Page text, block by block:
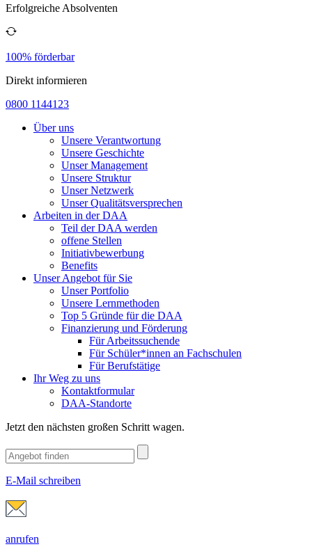
Erfolgreiche Absolventen
100% förderbar
Direkt informieren
0800 1144123
Über uns
Unsere Verantwortung
Unsere Geschichte
Unser Management
Unsere Struktur
Unser Netzwerk
Unser Qualitätsversprechen
Arbeiten in der DAA
Teil der DAA werden
offene Stellen
Initiativbewerbung
Benefits
Unser Angebot für Sie
Unser Portfolio
Unsere Lernmethoden
Top 5 Gründe für die DAA
Finanzierung und Förderung
Für Arbeitssuchende
Für Schüler*innen an Fachschulen
Für Berufstätige
Ihr Weg zu uns
Kontaktformular
DAA-Standorte
Jetzt den nächsten großen Schritt wagen.
E-Mail schreiben
anrufen